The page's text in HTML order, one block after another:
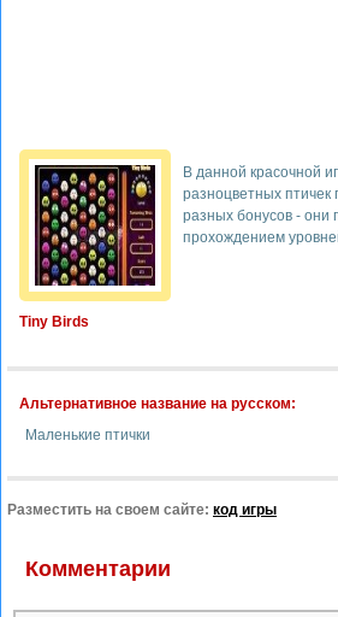
Tiny Birds
В данной красочной
разноцветных
разных бонусов - они
прохождением
Альтернативное название на русском:
Маленькие птички
Разместить на своем сайте: код игры
Комментарии